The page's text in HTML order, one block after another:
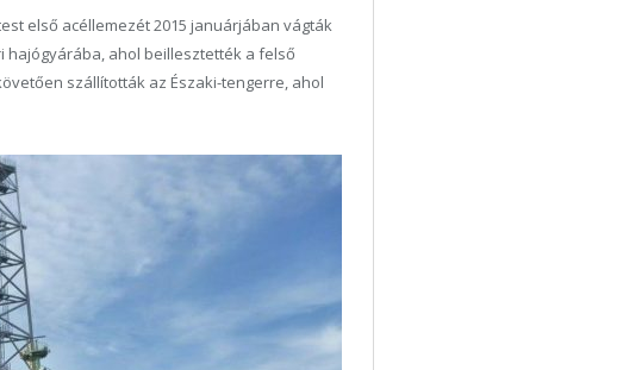
első acéllemezét 2015 januárjában vágták
hajógyárába, ahol beillesztették a felső
szállították az Északi-tengerre, ahol